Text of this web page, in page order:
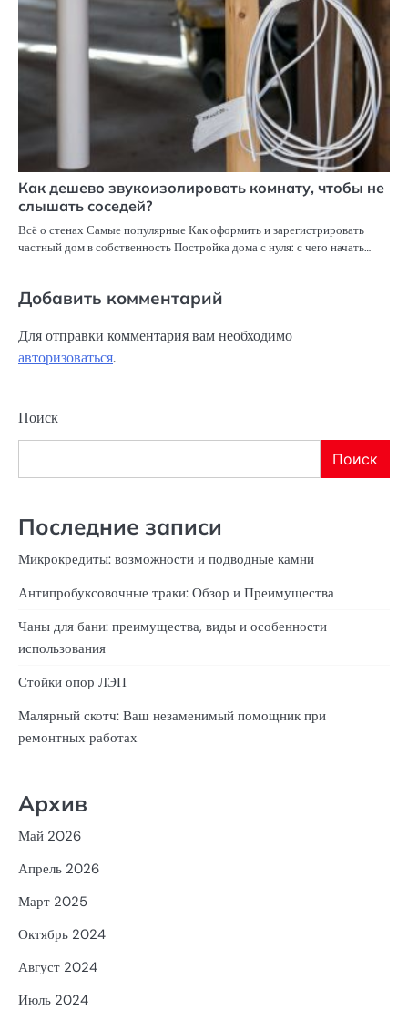
Как дешево звукоизолировать комнату, чтобы не
слышать соседей?
Всё о стенах Самые популярные Как оформить и зарегистрировать
частный дом в собственность Постройка дома с нуля: с чего начать…
Добавить комментарий
Для отправки комментария вам необходимо
авторизоваться.
Поиск
Поиск
Последние записи
Микрокредиты: возможности и подводные камни
Антипробуксовочные траки: Обзор и Преимущества
Чаны для бани: преимущества, виды и особенности
использования
Стойки опор ЛЭП
Малярный скотч: Ваш незаменимый помощник при
ремонтных работах
Архив
Май 2026
Апрель 2026
Март 2025
Октябрь 2024
Август 2024
Июль 2024